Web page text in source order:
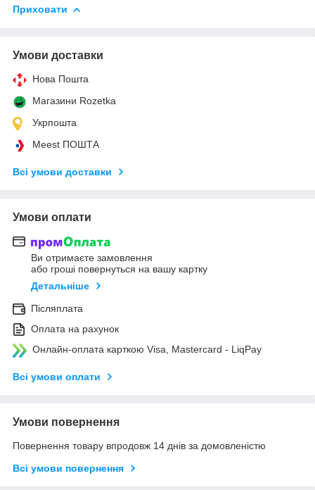
Приховати
Умови доставки
Нова Пошта
Магазини Rozetka
Укрпошта
Meest ПОШТА
Всі умови доставки
Умови оплати
Ви отримаєте замовлення
або гроші повернуться на вашу картку
Детальніше
Післяплата
Оплата на рахунок
Онлайн-оплата карткою Visa, Mastercard - LiqPay
Всі умови оплати
Умови повернення
Повернення товару впродовж 14 днів за домовленістю
Всі умови повернення